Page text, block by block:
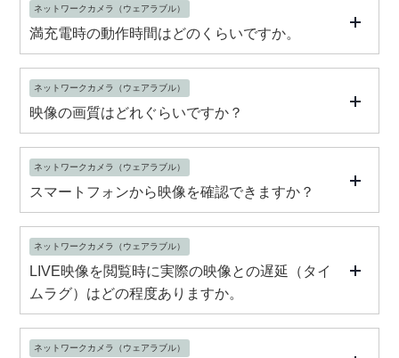
ネットワークカメラ（ウェアラブル）
満充電時の動作時間はどのくらいですか。
ネットワークカメラ（ウェアラブル）
映像の画質はどれぐらいですか？
ネットワークカメラ（ウェアラブル）
スマートフォンから映像を確認できますか？
ネットワークカメラ（ウェアラブル）
LIVE映像を閲覧時に実際の映像との遅延（タイ
ムラグ）はどの程度ありますか。
ネットワークカメラ（ウェアラブル）